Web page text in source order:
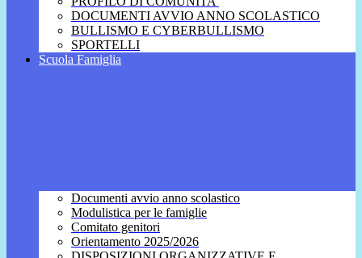
DOCUMENTI AVVIO ANNO SCOLASTICO
BULLISMO E CYBERBULLISMO
SPORTELLI
Scuola Famiglia
Documenti avvio anno scolastico
Modulistica per le famiglie
Comitato genitori
Orientamento 2025/2026